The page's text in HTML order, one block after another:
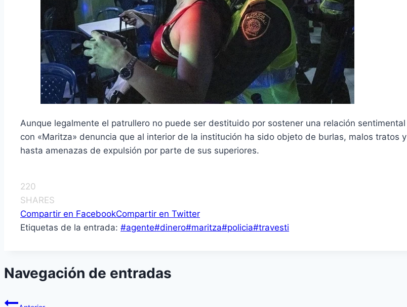
Aunque legalmente el patrullero no puede ser destituido por sostener una relación sentimental
con «Maritza» denuncia que al interior de la institución ha sido objeto de burlas, malos tratos y
hasta amenazas de expulsión por parte de sus superiores.
220
SHARES
Compartir en FacebookCompartir en Twitter
Etiquetas de la entrada: #agente#dinero#maritza#policia#travesti
Navegación de entradas